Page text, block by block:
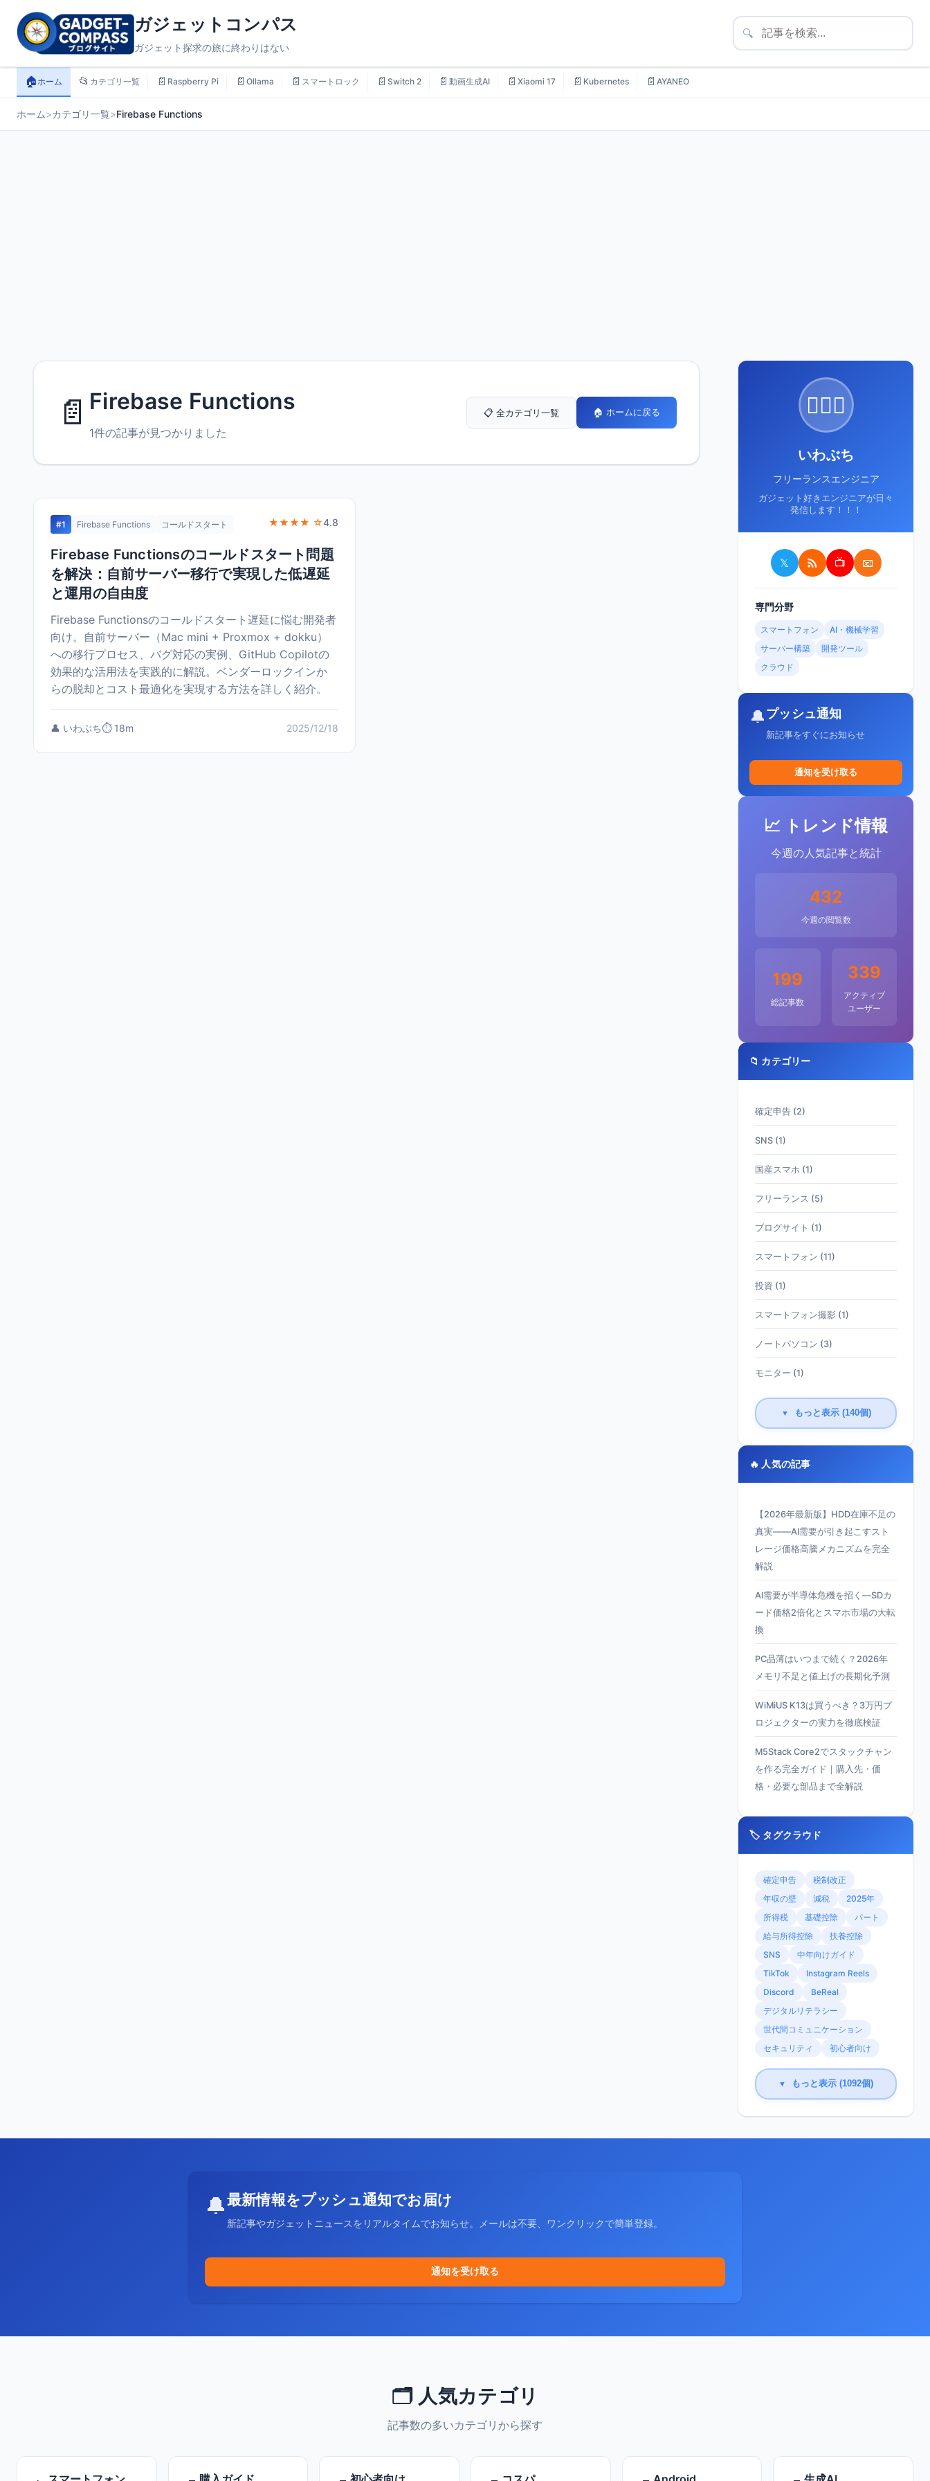
ガジェットコンパス
ガジェット探求の旅に終わりはない
🔍
🏠ホーム 📂 カテゴリ一覧 📄 Raspberry Pi 📄 Ollama 📄 スマートロック 📄 Switch 2 📄 動画生成AI 📄 Xiaomi 17 📄 Kubernetes 📄 AYANEO
ホーム>カテゴリ一覧>Firebase Functions
📄 Firebase Functions
1件の記事が見つかりました
📋 全カテゴリ一覧 🏠 ホームに戻る
#1 Firebase Functions コールドスタート ★★★★ ☆4.8
Firebase Functionsのコールドスタート問題
を解決：自前サーバー移行で実現した低遅延
と運用の自由度
Firebase Functionsのコールドスタート遅延に悩む開発者
向け。自前サーバー（Mac mini + Proxmox + dokku）
への移行プロセス、バグ対応の実例、GitHub Copilotの
効果的な活用法を実践的に解説。ベンダーロックインか
らの脱却とコスト最適化を実現する方法を詳しく紹介。
👤 いわぶち⏱️ 18m 2025/12/18
🙋🏻‍♂️
いわぶち
フリーランスエンジニア
ガジェット好きエンジニアが日々
発信します！！！
𝕏 📺 📧
専門分野
スマートフォン
AI・機械学習
サーバー構築
開発ツール
クラウド
🔔プッシュ通知
新記事をすぐにお知らせ
通知を受け取る
📈 トレンド情報
今週の人気記事と統計
432
今週の閲覧数
199
総記事数
339
アクティブ
ユーザー
📁 カテゴリー
確定申告 (2)
SNS (1)
国産スマホ (1)
フリーランス (5)
ブログサイト (1)
スマートフォン (11)
投資 (1)
スマートフォン撮影 (1)
ノートパソコン (3)
モニター (1)
▼ もっと表示 (140個)
🔥 人気の記事
【2026年最新版】HDD在庫不足の
真実——AI需要が引き起こすスト
レージ価格高騰メカニズムを完全
解説
AI需要が半導体危機を招く—SDカ
ード価格2倍化とスマホ市場の大転
換
PC品薄はいつまで続く？2026年
メモリ不足と値上げの長期化予測
WiMiUS K13は買うべき？3万円プ
ロジェクターの実力を徹底検証
M5Stack Core2でスタックチャン
を作る完全ガイド｜購入先・価
格・必要な部品まで全解説
🏷️ タグクラウド
確定申告
税制改正
年収の壁
減税
2025年
所得税
基礎控除
パート
給与所得控除
扶養控除
SNS
中年向けガイド
TikTok
Instagram Reels
Discord
BeReal
デジタルリテラシー
世代間コミュニケーション
セキュリティ
初心者向け
▼ もっと表示 (1092個)
🔔最新情報をプッシュ通知でお届け
新記事やガジェットニュースをリアルタイムでお知らせ。メールは不要、ワンクリックで簡単登録。
通知を受け取る
🗂️ 人気カテゴリ
記事数の多いカテゴリから探す